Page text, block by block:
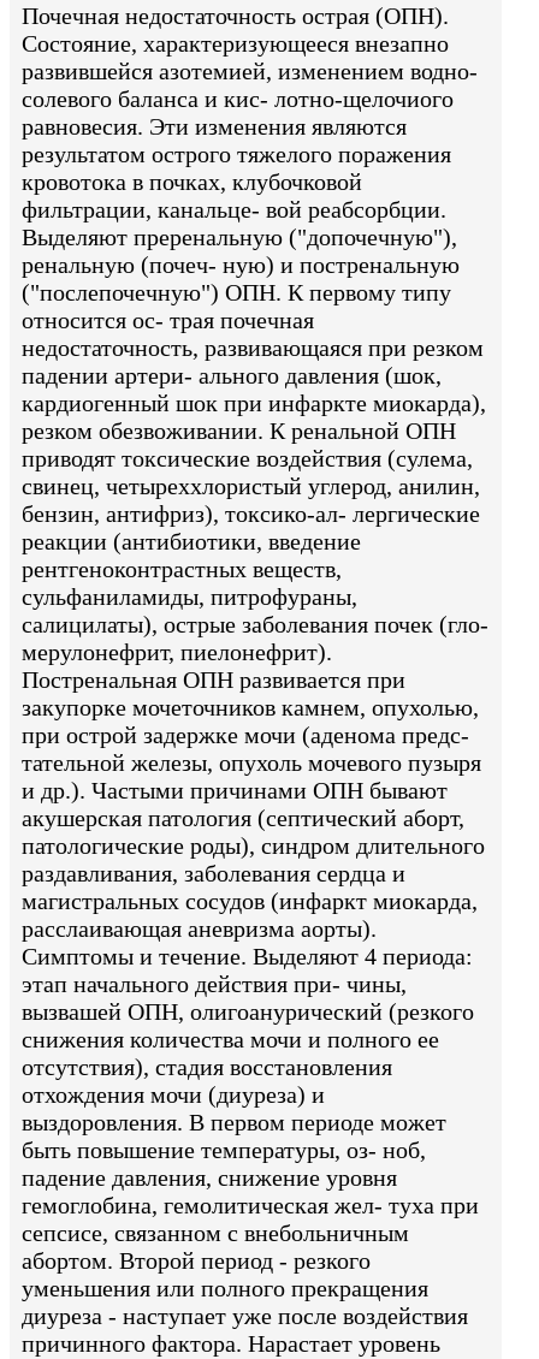
Почечная недостаточность острая (ОПН).
Состояние, характеризующееся внезапно
развившейся азотемией, изменением водно-
солевого баланса и кис- лотно-щелочиого
равновесия. Эти изменения являются
результатом острого тяжелого поражения
кровотока в почках, клубочковой
фильтрации, канальце- вой реабсорбции.
Выделяют преренальную ("допочечную"),
ренальную (почеч- ную) и постренальную
("послепочечную") ОПН. К первому типу
относится ос- трая почечная
недостаточность, развивающаяся при резком
падении артери- ального давления (шок,
кардиогенный шок при инфаркте миокарда),
резком обезвоживании. К ренальной ОПН
приводят токсические воздействия (сулема,
свинец, четыреххлористый углерод, анилин,
бензин, антифриз), токсико-ал- лергические
реакции (антибиотики, введение
рентгеноконтрастных веществ,
сульфаниламиды, питрофураны,
салицилаты), острые заболевания почек (гло-
мерулонефрит, пиелонефрит).
Постренальная ОПН развивается при
закупорке мочеточников камнем, опухолью,
при острой задержке мочи (аденома предс-
тательной железы, опухоль мочевого пузыря
и др.). Частыми причинами ОПН бывают
акушерская патология (септический аборт,
патологические роды), синдром длительного
раздавливания, заболевания сердца и
магистральных сосудов (инфаркт миокарда,
расслаивающая аневризма аорты).
Симптомы и течение. Выделяют 4 периода:
этап начального действия при- чины,
вызвашей ОПН, олигоанурический (резкого
снижения количества мочи и полного ее
отсутствия), стадия восстановления
отхождения мочи (диуреза) и
выздоровления. В первом периоде может
быть повышение температуры, оз- ноб,
падение давления, снижение уровня
гемоглобина, гемолитическая жел- туха при
сепсисе, связанном с внебольничным
абортом. Второй период - резкого
уменьшения или полного прекращения
диуреза - наступает уже после воздействия
причинного фактора. Нарастает уровень